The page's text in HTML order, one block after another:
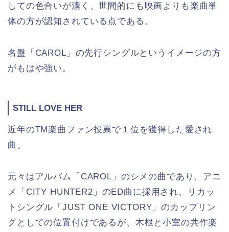
しての色合いが濃く、世間的にも映画よりも楽曲単
体の方が認知されている点である。
名盤「CAROL」の先行シングルというイメージの方
がもはや強い。
STILL LOVE HER
近年のTM楽曲ファン投票で１位を獲得した愛され
曲。
元々はアルバム「CAROL」のシメの曲であり、アニ
メ「CITY HUNTER2」のED曲に採用され、リカッ
トシングル「JUST ONE VICTORY」のカップリン
グとしての位置付けであるが、木根と小室の共作楽